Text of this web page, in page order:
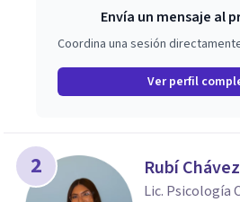
Envía un mensaje al
Coordina una sesión
Ver perfil
2 Rubí
Lic. Psicología